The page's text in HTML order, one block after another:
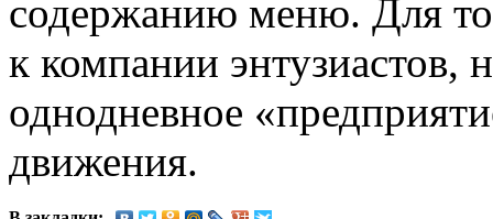
содержанию меню. Для
к компании энтузиастов,
однодневное
движения.